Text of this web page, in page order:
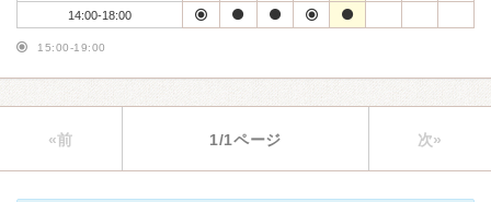
14:00-18:00
15:00-19:00
«前 1/1ページ 次»